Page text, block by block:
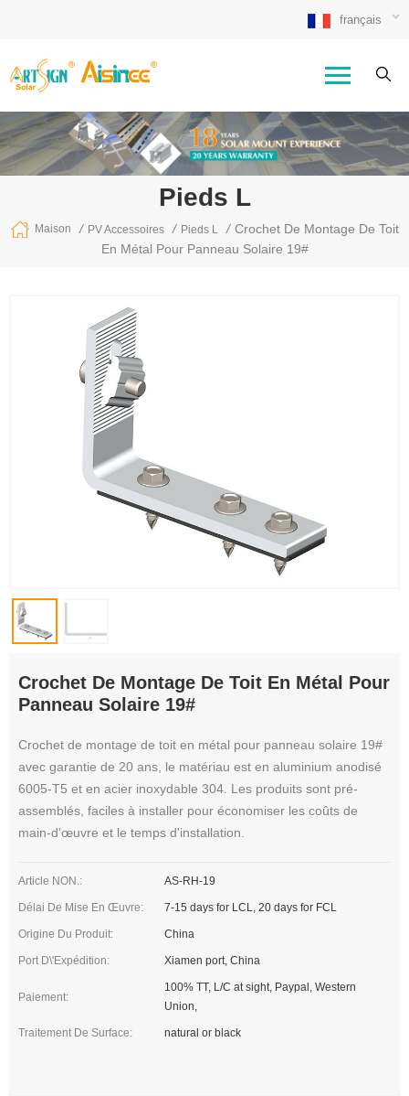
français
Pieds L
Maison / PV Accessoires / Pieds L / Crochet De Montage De Toit
En Métal Pour Panneau Solaire 19#
Crochet De Montage De Toit En Métal Pour
Panneau Solaire 19#
Crochet de montage de toit en métal pour panneau solaire 19#
avec garantie de 20 ans, le matériau est en aluminium anodisé
6005-T5 et en acier inoxydable 304. Les produits sont pré-
assemblés, faciles à installer pour économiser les coûts de
main-d'œuvre et le temps d'installation.
Article NON.: AS-RH-19
Délai De Mise En Œuvre: 7-15 days for LCL, 20 days for FCL
Origine Du Produit: China
Port D\'expédition: Xiamen port, China
Paiement:
100% TT, L/C at sight, Paypal, Western
Union,
Traitement De Surface: natural or black